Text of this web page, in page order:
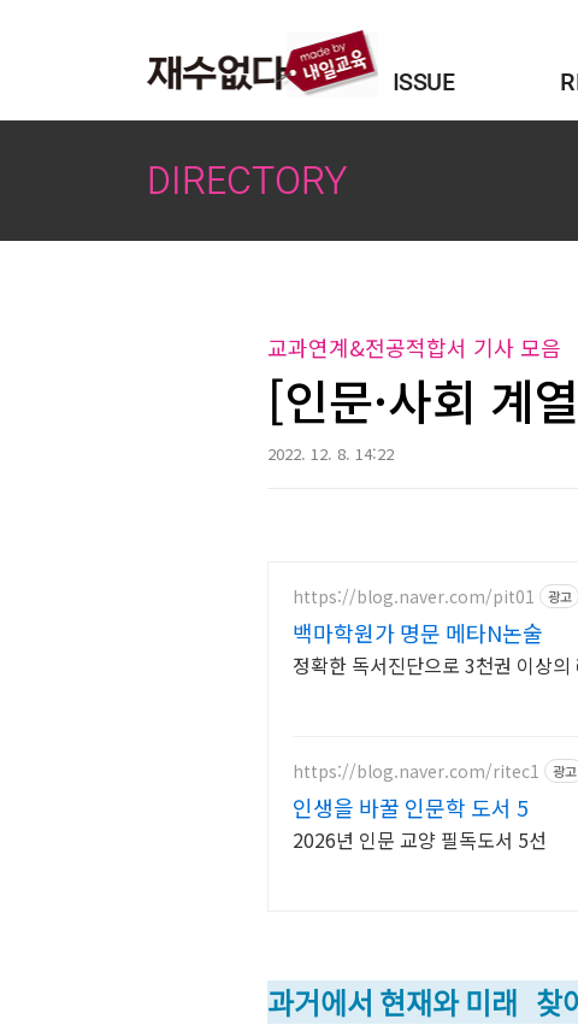
ISSUE
DIRECTORY
교과연계&전공적합서 기사 모음
[인문·사회 계
2022. 12. 8. 14:22
https://blog.naver.com/pit01 광고
백마학원가 명문 메타N논술
정확한 독서진단으로 3천권 이상
https://blog.naver.com/ritec1 광고
인생을 바꿀 인문학 도서 5
2026년 인문 교양 필독도서 5선
과거에서 현재와 미래 찾